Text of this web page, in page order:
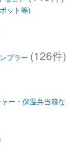
ど）
ット等)
ブラー (126件)